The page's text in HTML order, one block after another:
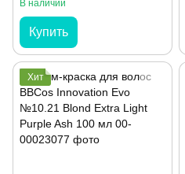
В наличии
Купить
Хит